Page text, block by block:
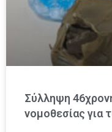
Σύλληψη
νομοθεσίας για